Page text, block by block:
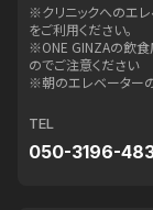
※クリニックへのエ
をご利用ください。
※ONE GINZAの飲食
のでご注意ください
※朝のエレベーター
TEL
050-3196-